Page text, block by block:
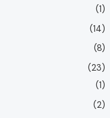
(1)
(14)
(8)
(23)
(1)
(2)